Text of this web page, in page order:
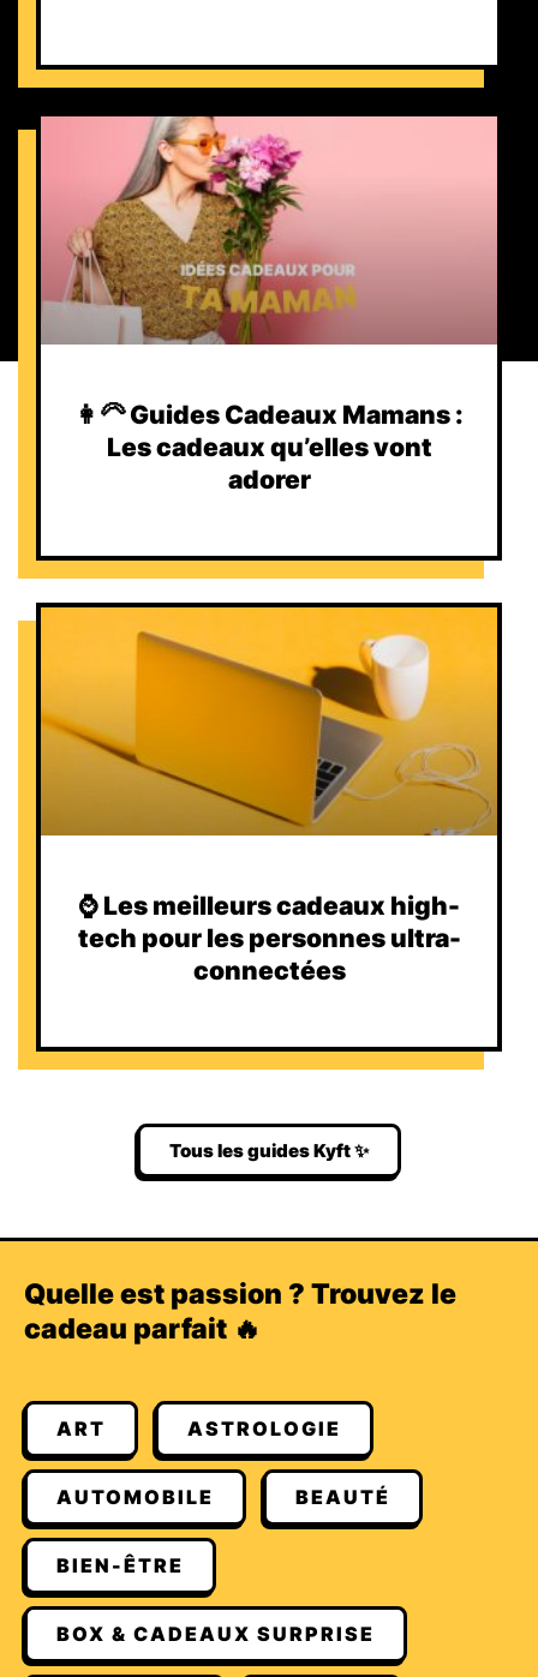
👩‍🦳 Guides Cadeaux Mamans :
Les cadeaux qu’elles vont
adorer
⌚️ Les meilleurs cadeaux high-
tech pour les personnes ultra-
connectées
Tous les guides Kyft ✨
Quelle est passion ? Trouvez le
cadeau parfait 🔥
ART ASTROLOGIE
AUTOMOBILE BEAUTÉ
BIEN-ÊTRE
BOX & CADEAUX SURPRISE